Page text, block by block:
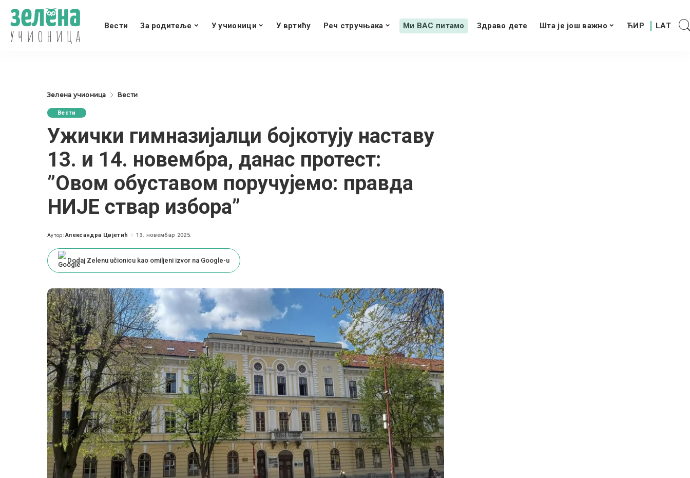
Вести За родитеље У учионици У вртићу Реч стручњака Ми ВАС питамо Здраво дете Шта је још важно
Зелена учионица Вести
Вести
Ужички гимназијалци бојкотују наставу
13. и 14. новембра, данас протест:
”Овом обуставом поручујемо: правда
НИЈЕ ствар избора”
Posted
Аутор: Александра Цвјетић 13. новембар 2025.
Dodaj Zelenu učionicu kao omiljeni izvor na Google-u